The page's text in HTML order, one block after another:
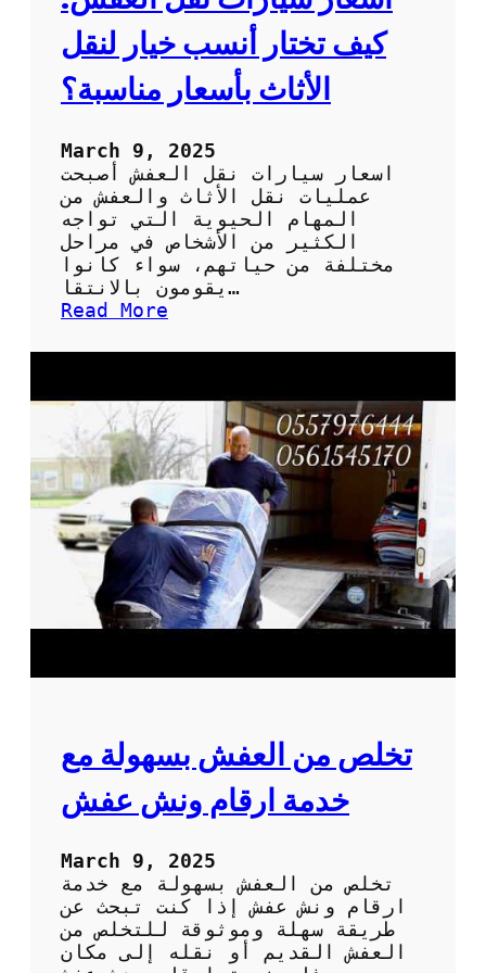
ن
ف
ش
:
خ
ي
ا
ا
ي
ب
ن
ع
ر
ف
ه
ا
كيف تختار أنسب خيار لنقل
الأثاث بأسعار مناسبة؟
March 9, 2025
اسعار سيارات نقل العفش أصبحت
عمليات نقل الأثاث والعفش من
المهام الحيوية التي تواجه
الكثير من الأشخاص في مراحل
مختلفة من حياتهم، سواء كانوا
يقومون بالانتقا…
Read More
س
ا
ر
س
ي
ا
ر
ا
ت
ن
ق
ل
ل
:
ي
ت
خ
ت
ر
تخلص من العفش بسهولة مع
خدمة ارقام ونش عفش
March 9, 2025
تخلص من العفش بسهولة مع خدمة
ارقام ونش عفش إذا كنت تبحث عن
طريقة سهلة وموثوقة للتخلص من
العفش القديم أو نقله إلى مكان